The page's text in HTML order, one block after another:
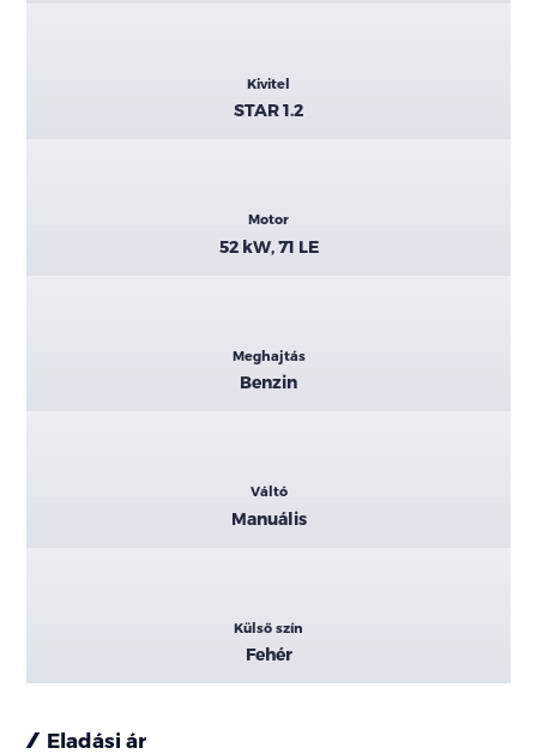
Kivitel
STAR 1.2
Motor
52 kW, 71 LE
Meghajtás
Benzin
Váltó
Manuális
Külső szín
Fehér
Eladási ár